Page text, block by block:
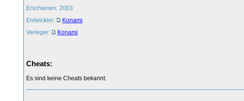
Erschienen: 2003
Entwickler:
Konami
Verleger:
Konami
Cheats:
Es sind keine Cheats bekannt.